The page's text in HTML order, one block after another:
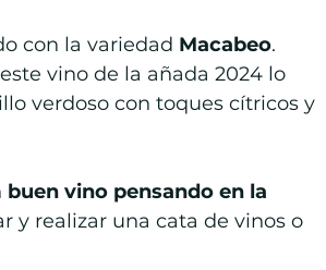
con la variedad Macabeo.
vino de la añada 2024 lo
verdoso con toques cítricos y
buen vino pensando en la
y realizar una cata de vinos o